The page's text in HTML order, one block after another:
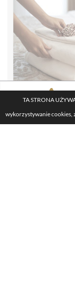
SKONTAKTUJ SIĘ
TA STRONA
wykorzystywanie cookies,